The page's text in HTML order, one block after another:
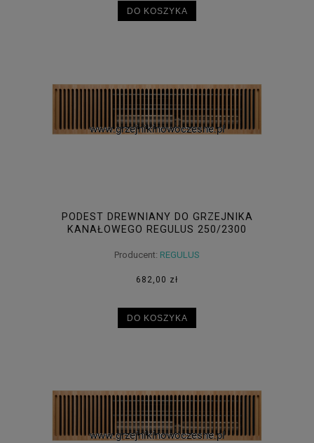
DO KOSZYKA
PODEST DREWNIANY DO GRZEJNIKA
KANAŁOWEGO REGULUS 250/2300
Producent: REGULUS
682,00 zł
DO KOSZYKA